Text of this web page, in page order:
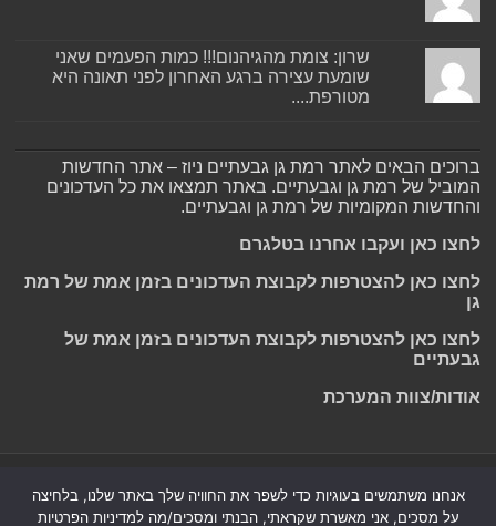
שרון: צומת מהגיהנום!!! כמות הפעמים שאני
שומעת עצירה ברגע האחרון לפני תאונה היא
מטורפת....
ברוכים הבאים לאתר רמת גן גבעתיים ניוז – אתר החדשות
המוביל של רמת גן וגבעתיים. באתר תמצאו את כל העדכונים
והחדשות המקומיות של רמת גן וגבעתיים.
לחצו כאן ועקבו אחרנו בטלגרם
לחצו כאן להצטרפות לקבוצת העדכונים בזמן אמת של רמת
גן
לחצו כאן להצטרפות לקבוצת העדכונים בזמן אמת של
גבעתיים
אודות/צוות המערכת
אנחנו משתמשים בעוגיות כדי לשפר את החוויה שלך באתר שלנו, בלחיצה
על מסכים, אני מאשרת שקראתי, הבנתי ומסכים/מה למדיניות הפרטיות